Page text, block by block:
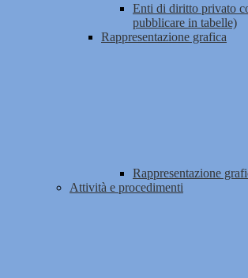
Enti di diritto privato
pubblicare in tabelle)
Rappresentazione grafica
Rappresentazione
Attività e procedimenti